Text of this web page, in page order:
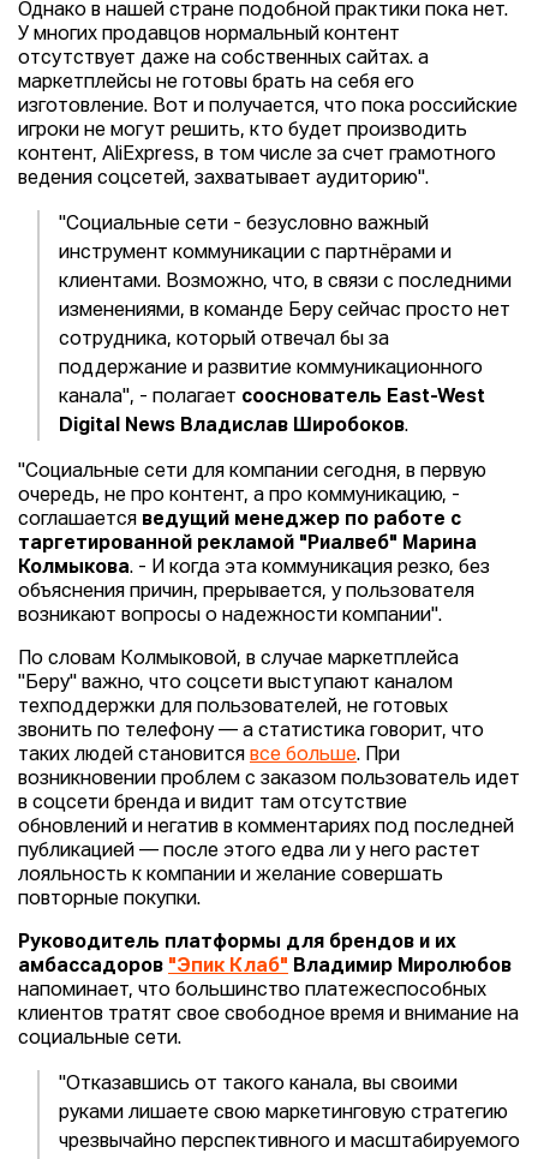
Однако в нашей стране подобной практики пока нет.
У многих продавцов нормальный контент
отсутствует даже на собственных сайтах. а
маркетплейсы не готовы брать на себя его
изготовление. Вот и получается, что пока российские
игроки не могут решить, кто будет производить
контент, AliExpress, в том числе за счет грамотного
ведения соцсетей, захватывает аудиторию".
"Социальные сети - безусловно важный
инструмент коммуникации с партнёрами и
клиентами. Возможно, что, в связи с последними
изменениями, в команде Беру сейчас просто нет
сотрудника, который отвечал бы за
поддержание и развитие коммуникационного
канала", - полагает сооснователь East-West
Digital News Владислав Широбоков.
"Социальные сети для компании сегодня, в первую
очередь, не про контент, а про коммуникацию, -
соглашается ведущий менеджер по работе с
таргетированной рекламой "Риалвеб" Марина
Колмыкова. - И когда эта коммуникация резко, без
объяснения причин, прерывается, у пользователя
возникают вопросы о надежности компании".
По словам Колмыковой, в случае маркетплейса
"Беру" важно, что соцсети выступают каналом
техподдержки для пользователей, не готовых
звонить по телефону — а статистика говорит, что
таких людей становится все больше. При
возникновении проблем с заказом пользователь идет
в соцсети бренда и видит там отсутствие
обновлений и негатив в комментариях под последней
публикацией — после этого едва ли у него растет
лояльность к компании и желание совершать
повторные покупки.
Руководитель платформы для брендов и их
амбассадоров "Эпик Клаб" Владимир Миролюбов
напоминает, что большинство платежеспособных
клиентов тратят свое свободное время и внимание на
социальные сети.
"Отказавшись от такого канала, вы своими
руками лишаете свою маркетинговую стратегию
чрезвычайно перспективного и масштабируемого